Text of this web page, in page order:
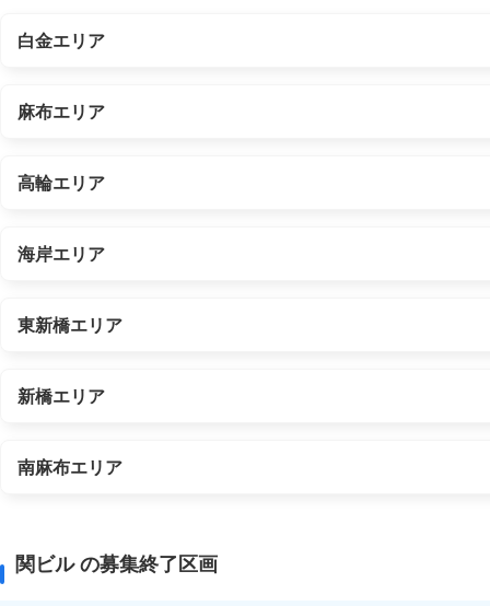
白金エリア
麻布エリア
高輪エリア
海岸エリア
東新橋エリア
新橋エリア
南麻布エリア
関ビル の募集終了区画